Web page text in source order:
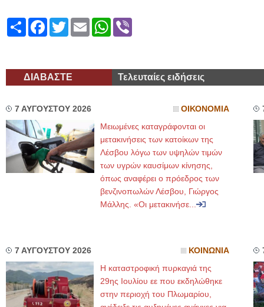
ShareFacebook
TwitterEmailWhatsApp
ΔΙΑΒΑΣΤΕ Τελευταίες ειδήσεις
7 ΑΥΓΟΥΣΤΟΥ 2026 ΟΙΚΟΝΟΜΙΑ
Μειωμένες καταγράφονται οι
μετακινήσεις των κατοίκων της
Λέσβου λόγω των υψηλών τιμών
των υγρών καυσίμων κίνησης,
όπως αναφέρει ο πρόεδρος των
βενζινοπωλών Λέσβου, Γιώργος
Μάλλης. «Οι μετακινήσε...
7 ΑΥΓΟΥΣΤΟΥ 2026 ΚΟΙΝΩΝΙΑ
Η καταστροφική πυρκαγιά της
29ης Ιουλίου εε που εκδηλώθηκε
στην περιοχή του Πλωμαρίου,